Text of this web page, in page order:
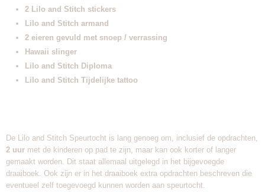
2 Lilo and Stitch stickers
Lilo and Stitch armand
2 eieren gevuld met snoep / verrassing
Hawaii slinger
Lilo and Stitch Diploma
Lilo and Stitch Tijdelijke tattoo
De Lilo and Stitch Speurtocht is lang genoeg om, inclusief de opdrachten,
2 uur met de kinderen op pad te zijn, maar kan ook korter of langer
gemaakt worden. Dit staat allemaal uitgelegd in het bijgevoegde
draaiboek. Ook zijn er in het draaiboek extra opdrachten beschreven die
eventueel zelf toegevoegd kunnen worden aan speurtocht.